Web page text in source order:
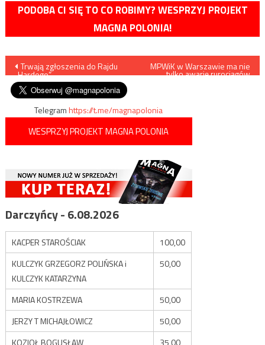
PODOBA CI SIĘ TO CO ROBIMY? WESPRZYJ PROJEKT
MAGNA POLONIA!
Nawigacja
wpisu
Trwają zgłoszenia do Rajdu
„Hardego”
MPWiK w Warszawie ma nie
tylko awarię rurociągów
Telegramhttps://t.me/magnapolonia
WESPRZYJ PROJEKT MAGNA POLONIA
Darczyńcy - 6.08.2026
KACPER STAROŚCIAK
100,00
KULCZYK GRZEGORZ POLIŃSKA i
KULCZYK KATARZYNA
50,00
MARIA KOSTRZEWA
50,00
JERZY T MICHAJŁOWICZ
50,00
KOZIOŁ BOGUSŁAW
35,00